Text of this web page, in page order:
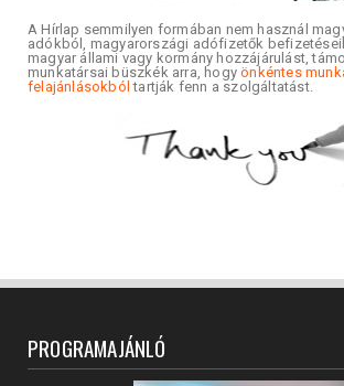
A Hírlap semmilyen formában nem használ
adókból, magyarországi adófizetők
magyar állami vagy kormány hozzájárulást,
munkatársai büszkék arra, hogyönkéntes
felajánlásokból tartják fenn a szolgáltatást.
PROGRAMAJÁNLÓ